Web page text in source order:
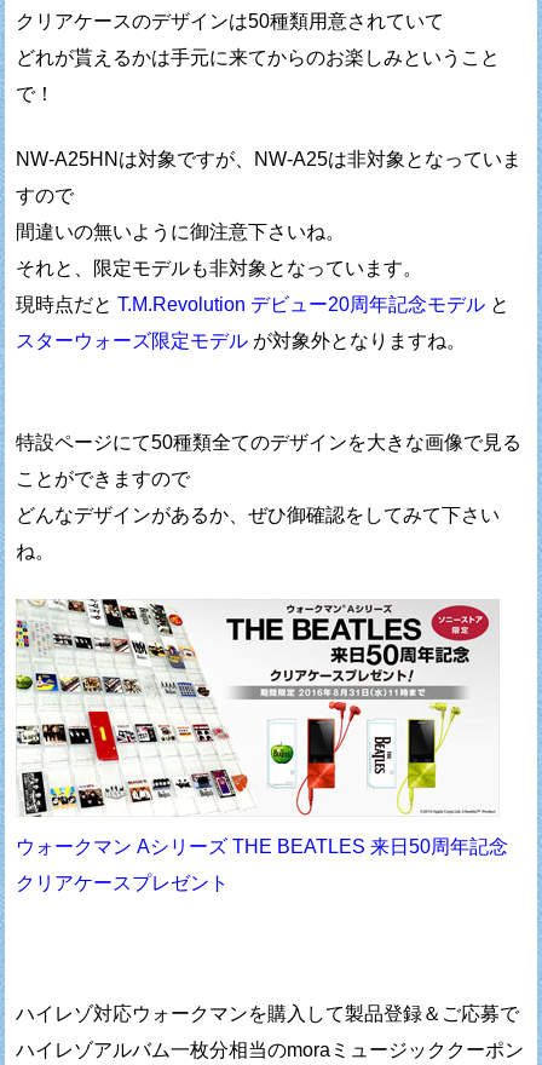
クリアケースのデザインは50種類用意されていて
どれが貰えるかは手元に来てからのお楽しみということ
で！
NW-A25HNは対象ですが、NW-A25は非対象となっていま
すので
間違いの無いように御注意下さいね。
それと、限定モデルも非対象となっています。
現時点だとT.M.Revolution デビュー20周年記念モデル と
スターウォーズ限定モデル が対象外となりますね。
特設ページにて50種類全てのデザインを大きな画像で見る
ことができますので
どんなデザインがあるか、ぜひ御確認をしてみて下さい
ね。
ウォークマン Aシリーズ THE BEATLES 来日50周年記念
クリアケースプレゼント
ハイレゾ対応ウォークマンを購入して製品登録＆ご応募で
ハイレゾアルバム一枚分相当のmoraミュージッククーポン